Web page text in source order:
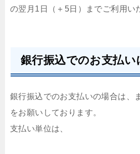
の翌月1日（＋5日）までご利用い
銀行振込でのお支払い
銀行振込でのお支払いの場合は、
をお願いしております。
支払い単位は、